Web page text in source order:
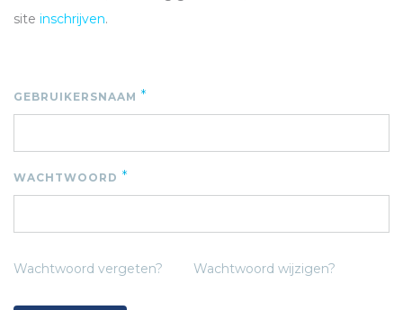
site inschrijven.
GEBRUIKERSNAAM *
WACHTWOORD *
Wachtwoord vergeten? Wachtwoord wijzigen?